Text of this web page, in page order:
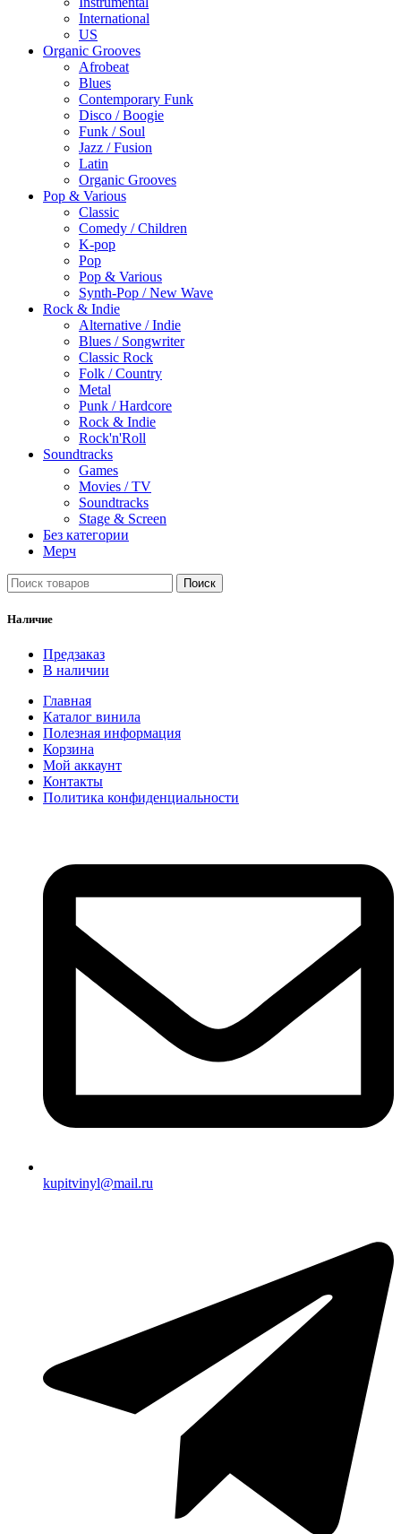
International
US
Organic Grooves
Afrobeat
Blues
Contemporary Funk
Disco / Boogie
Funk / Soul
Jazz / Fusion
Latin
Organic Grooves
Pop & Various
Classic
Comedy / Children
K-pop
Pop
Pop & Various
Synth-Pop / New Wave
Rock & Indie
Alternative / Indie
Blues / Songwriter
Classic Rock
Folk / Country
Metal
Punk / Hardcore
Rock & Indie
Rock'n'Roll
Soundtracks
Games
Movies / TV
Soundtracks
Stage & Screen
Без категории
Мерч
Поиск
Наличие
Предзаказ
В наличии
Главная
Каталог винила
Полезная информация
Корзина
Мой аккаунт
Контакты
Политика конфиденциальности
kupitvinyl@mail.ru